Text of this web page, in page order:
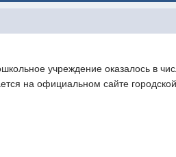
учреждение оказалось в
на официальном сайте